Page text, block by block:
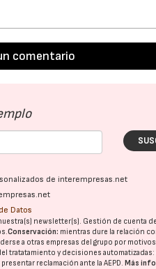
comentario
de interempresas.net
Datos
newsletter(s). Gestión de cuenta
Conservación: mientras dure la relación
a otras empresas del grupo por
tratatamiento y decisiones automatizadas:
presentar reclamación ante laAEPD. Más